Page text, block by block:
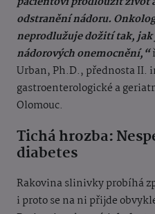
odstranění nádoru.
neprodlužuje dožití tak,
nádorových onemocnění,“
Urban, Ph.D., přednosta
gastroenterologické a
Olomouc.
Tichá hrozba:
diabetes
Rakovina slinivky probíhá
i proto se na ni přijde